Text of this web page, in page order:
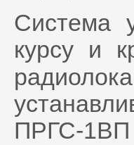
Система
курсу и
ПРГС-1ВП